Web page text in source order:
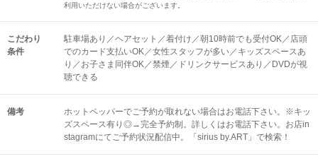
利用いただけない場合がございます。
こだわり
条件
駐車場あり／ヘアセット／着付け／朝10時前でも受付OK／店頭
でのカード支払いOK／女性スタッフが多い／キッズスペースあ
り／お子さま同伴OK／禁煙／ドリンクサービスあり／DVDが視
聴できる
備考
ホットペッパーでご予約が取れない場合はお電話下さい。※キッ
ズスペース有り◎→完全予約制。詳しくはお電話下さい。お店in
stagramにてご予約状況配信中。「sirius by.ART」で検索！